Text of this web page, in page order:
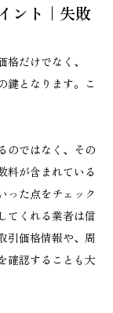
ント｜失敗
だけでなく、
鍵となります。こ
のではなく、その
料が含まれている
った点をチェック
てくれる業者は信
引価格情報や、周
確認することも大